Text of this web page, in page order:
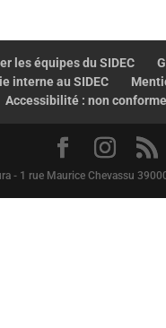
les équipes du SIDEC
interne au SIDEC
Accessibilité : non conforme
- 1 rue Maurice Chevassu